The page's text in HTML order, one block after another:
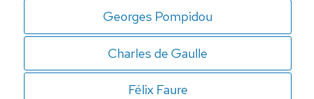
Georges Pompidou
Charles de Gaulle
Félix Faure